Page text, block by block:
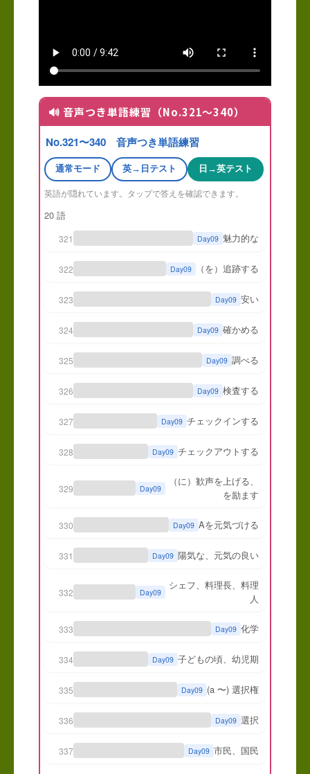
🔊 音声つき単語練習（No.321〜340）